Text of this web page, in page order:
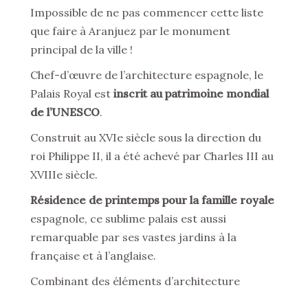
Impossible de ne pas commencer cette liste
que faire à Aranjuez par le monument
principal de la ville !
Chef-d’œuvre de l’architecture espagnole, le
Palais Royal est inscrit au patrimoine mondial
de l’UNESCO.
Construit au XVIe siècle sous la direction du
roi Philippe II, il a été achevé par Charles III au
XVIIIe siècle.
Résidence de printemps pour la famille royale
espagnole, ce sublime palais est aussi
remarquable par ses vastes jardins à la
française et à l’anglaise.
Combinant des éléments d’architecture